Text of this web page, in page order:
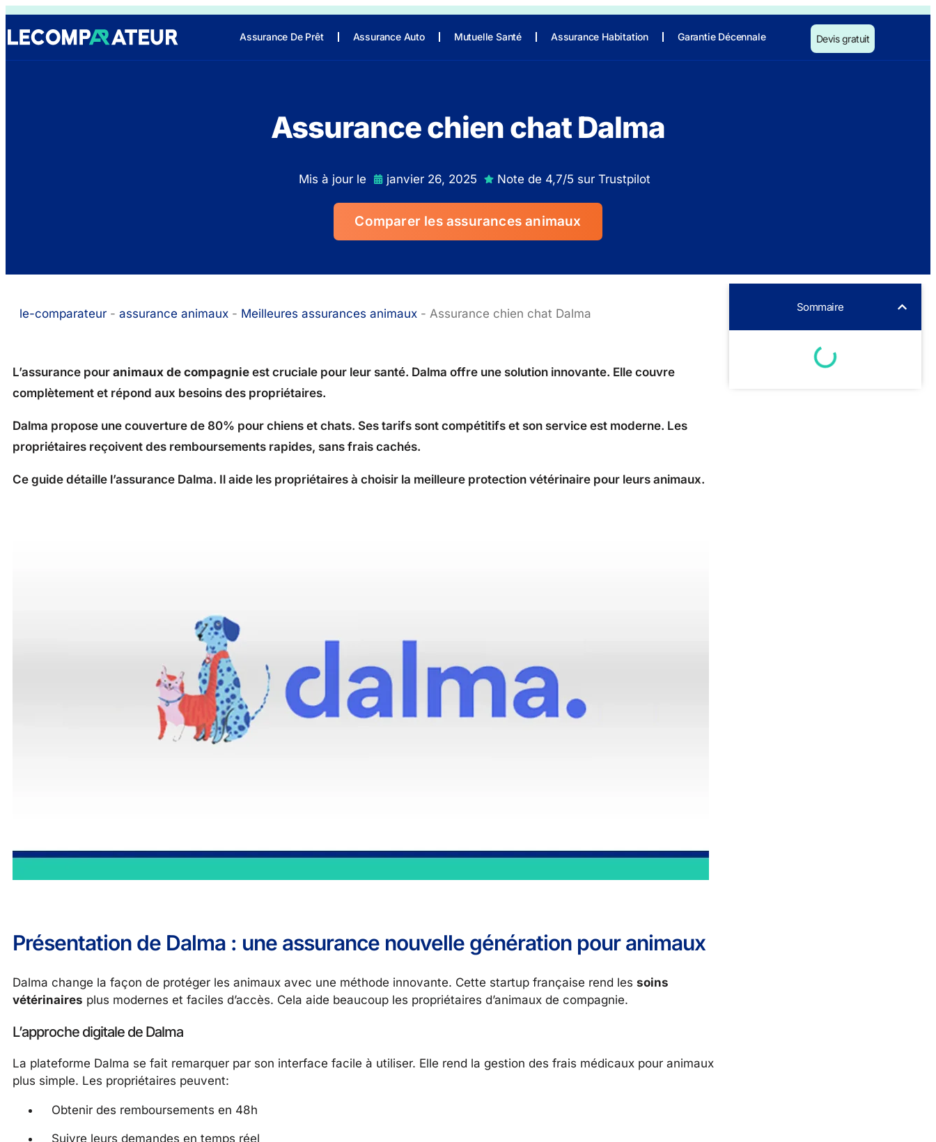
Assurance De Prêt Assurance Auto Mutuelle Santé Assurance Habitation Garantie Décennale Devis gratuit
Assurance chien chat Dalma
Mis à jour le janvier 26, 2025 Note de 4,7/5 sur Trustpilot
Comparer les assurances animaux
le-comparateur - assurance animaux - Meilleures assurances animaux - Assurance chien chat Dalma
L’assurance pour animaux de compagnie est cruciale pour leur santé. Dalma offre une solution innovante. Elle couvre
complètement et répond aux besoins des propriétaires.
Dalma propose une couverture de 80% pour chiens et chats. Ses tarifs sont compétitifs et son service est moderne. Les
propriétaires reçoivent des remboursements rapides, sans frais cachés.
Ce guide détaille l’assurance Dalma. Il aide les propriétaires à choisir la meilleure protection vétérinaire pour leurs animaux.
Présentation de Dalma : une assurance nouvelle génération pour animaux
Dalma change la façon de protéger les animaux avec une méthode innovante. Cette startup française rend les soins
vétérinaires plus modernes et faciles d’accès. Cela aide beaucoup les propriétaires d’animaux de compagnie.
L’approche digitale de Dalma
La plateforme Dalma se fait remarquer par son interface facile à utiliser. Elle rend la gestion des frais médicaux pour animaux
plus simple. Les propriétaires peuvent:
Obtenir des remboursements en 48h
Suivre leurs demandes en temps réel
Sommaire